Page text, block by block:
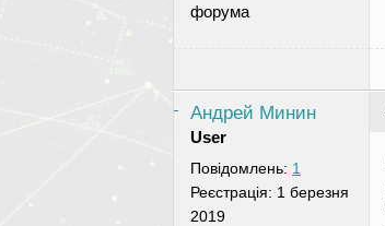
форума
Андрей Минин
User
Повідомлень: 1
Реєстрація: 1 березня
2019